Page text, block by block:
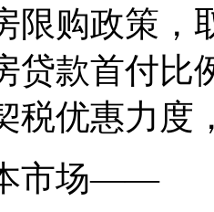
限购政策，
贷款首付比
税优惠力度
市场——